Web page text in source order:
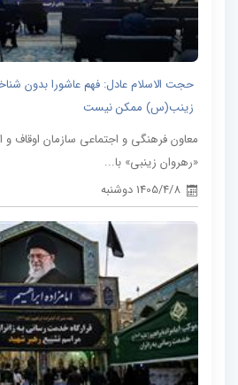
حجت الاسلام عادل: فهم عاشورا بدون
زینب(س) ممکن نیست
معاون فرهنگی و اجتماعی سازمان اوقاف و
«رهروان زینبی» با...
1405/4/8 دوشنبه